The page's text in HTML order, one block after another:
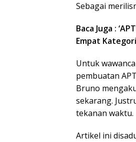
Sebagai
Baca Juga :
Empat
Untuk
pembuatan
Bruno
sekarang.
tekanan waktu.
Artikel ini